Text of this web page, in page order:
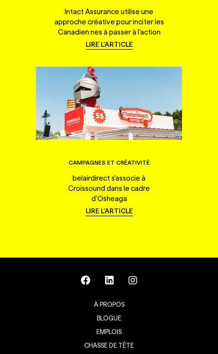
Intact Assurance utilise une
approche créative pour inciter les
Canadien·nes à passer à l'action
LIRE L'ARTICLE
CAMPAGNES ET CRÉATIVITÉ
belairdirect s'associe à
Croissound dans le cadre
d'Osheaga
LIRE L'ARTICLE
À PROPOS
BLOGUE
EMPLOIS
CHASSE DE TÊTE